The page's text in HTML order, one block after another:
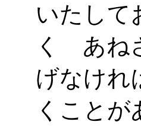
いたし
く あね
げなけれ
くこと